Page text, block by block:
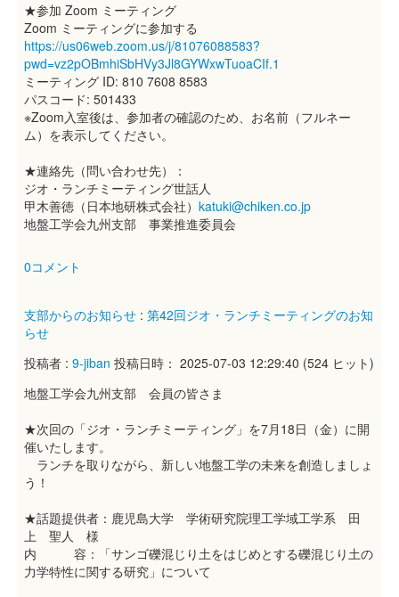
★参加 Zoom ミーティング
Zoom ミーティングに参加する
https://us06web.zoom.us/j/81076088583?
pwd=vz2pOBmhiSbHVy3Jl8GYWxwTuoaCIf.1
ミーティング ID: 810 7608 8583
パスコード: 501433
※Zoom入室後は、参加者の確認のため、お名前（フルネー
ム）を表示してください。
★連絡先（問い合わせ先）：
ジオ・ランチミーティング世話人
甲木善徳（日本地研株式会社） katuki@chiken.co.jp
地盤工学会九州支部 事業推進委員会
0コメント
支部からのお知らせ : 第42回ジオ・ランチミーティングのお知
らせ
投稿者 : 9-jiban 投稿日時： 2025-07-03 12:29:40 (524 ヒット)
地盤工学会九州支部 会員の皆さま
★次回の「ジオ・ランチミーティング」を7月18日（金）に開
催いたします。
ランチを取りながら、新しい地盤工学の未来を創造しましょ
う！
★話題提供者：鹿児島大学 学術研究院理工学域工学系 田
上 聖人 様
内 容：「サンゴ礫混じり土をはじめとする礫混じり土の
力学特性に関する研究」について